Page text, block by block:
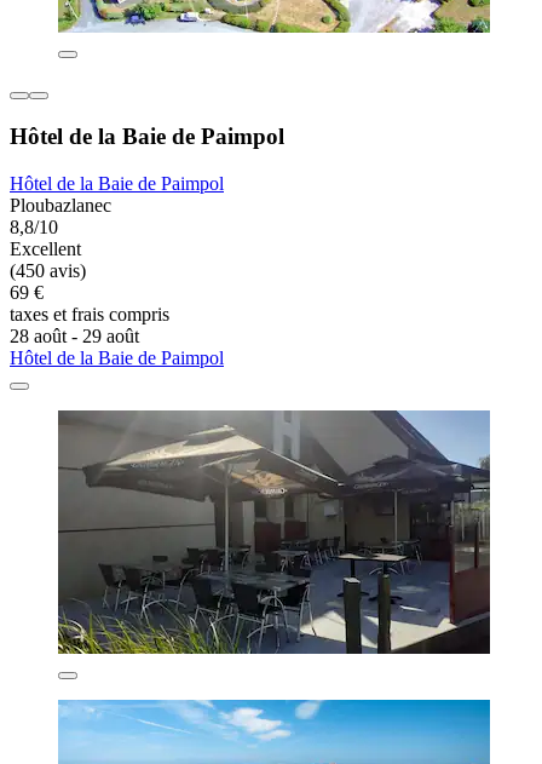
Hôtel de la Baie de Paimpol
Hôtel de la Baie de Paimpol
Ploubazlanec
8,8/10
Excellent
(450 avis)
69 €
taxes et frais compris
28 août - 29 août
Hôtel de la Baie de Paimpol